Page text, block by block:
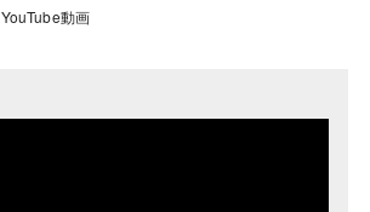
YouTube動画